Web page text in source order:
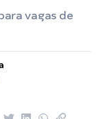
vagas de